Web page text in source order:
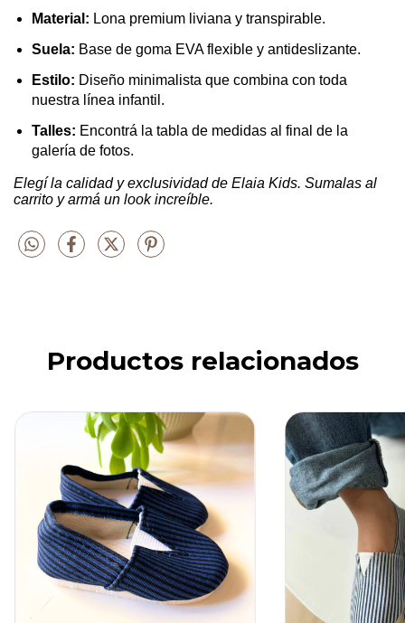
Material: Lona premium liviana y transpirable.
Suela: Base de goma EVA flexible y antideslizante.
Estilo: Diseño minimalista que combina con toda
nuestra línea infantil.
Talles: Encontrá la tabla de medidas al final de la
galería de fotos.
Elegí la calidad y exclusividad de Elaia Kids. Sumalas al
carrito y armá un look increíble.
Productos relacionados